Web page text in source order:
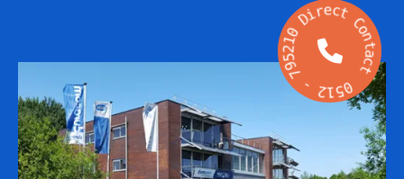
0
5
1
2
-
7
9
5
2
1
0
Direc
t
C
o
n
t
a
c
t